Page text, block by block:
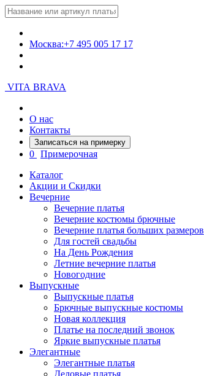
Москва:+7 495 005 17 17
VITA BRAVA
О нас
Контакты
Записаться на примерку
0 Примерочная
Каталог
Акции и Скидки
Вечерние
Вечерние платья
Вечерние костюмы брючные
Вечерние платья больших размеров
Для гостей свадьбы
На День Рождения
Летние вечерние платья
Новогодние
Выпускные
Выпускные платья
Брючные выпускные костюмы
Новая коллекция
Платье на последний звонок
Яркие выпускные платья
Элегантные
Элегантные платья
Деловые платья